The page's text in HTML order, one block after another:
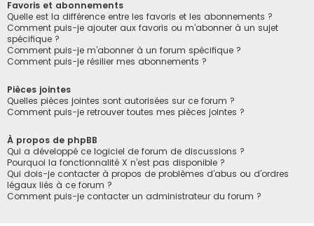
Favoris et abonnements
Quelle est la différence entre les favoris et les abonnements ?
Comment puis-je ajouter aux favoris ou m’abonner à un sujet
spécifique ?
Comment puis-je m’abonner à un forum spécifique ?
Comment puis-je résilier mes abonnements ?
Pièces jointes
Quelles pièces jointes sont autorisées sur ce forum ?
Comment puis-je retrouver toutes mes pièces jointes ?
À propos de phpBB
Qui a développé ce logiciel de forum de discussions ?
Pourquoi la fonctionnalité X n’est pas disponible ?
Qui dois-je contacter à propos de problèmes d’abus ou d’ordres
légaux liés à ce forum ?
Comment puis-je contacter un administrateur du forum ?